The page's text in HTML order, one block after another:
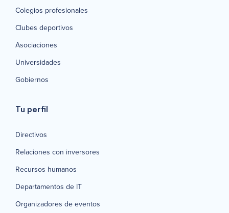
Colegios profesionales
Clubes deportivos
Asociaciones
Universidades
Gobiernos
Tu perfil
Directivos
Relaciones con inversores
Recursos humanos
Departamentos de IT
Organizadores de eventos